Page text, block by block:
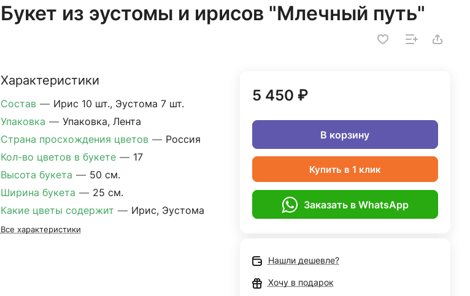
Букет из эустомы и ирисов "Млечный путь"
Характеристики
Состав — Ирис 10 шт., Эустома 7 шт.
Упаковка — Упаковка, Лента
Страна просхождения цветов — Россия
Кол-во цветов в букете — 17
Высота букета — 50 см.
Ширина букета — 25 см.
Какие цветы содержит — Ирис, Эустома
Все характеристики
5 450 ₽
В корзину
Купить в 1 клик
Заказать в WhatsApp
Нашли дешевле?
Хочу в подарок